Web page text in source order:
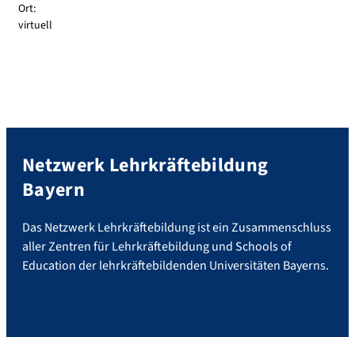
Ort:
virtuell
Netzwerk Lehrkräftebildung
Bayern
Das Netzwerk Lehrkräftebildung ist ein Zusammenschluss
aller Zentren für Lehrkräftebildung und Schools of
Education der lehrkräftebildenden Universitäten Bayerns.